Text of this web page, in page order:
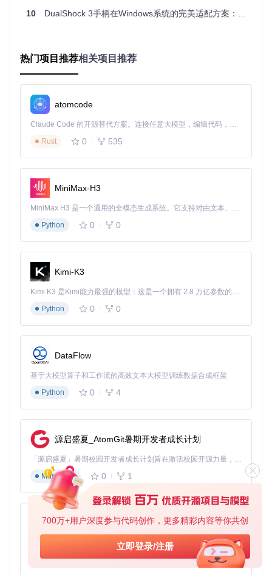
700万+用户深度参与代码创作，更多精彩内容等你共创
立即登录/注册
蓝牙支
基础连
优化配对与节能 提升无线稳定性
[手柄功能示意图]：DsHidMini支持的PlayStation 3 DualShock
控制器，通过驱动优化可实现多模式切换与自定义配置
二、实施路径：从零开始的驱动部署流程
操作系统：Windows 10 1809+/Windows 11
开发工具：Visual Studio 2022（含C++桌面开发组件）
SDK组件：Windows 11 SDK 22H2
驱动工具：Windows 11 WDK 22H2
执行步骤：
访问Visual Studio官网下载社区版，勾选"使用C++的桌面
开发"工作负载
11 SDK (10.0.22621.0)"
下载并安装Windows 11 WDK，确保与SDK版本匹配
安装Git工具，用于获取源代码
注意事项：安装过程中需确保网络通畅，SDK和WDK组件
体积较大，总下载量约8GB。建议使用有线网络并关闭防火
目标：获取最新源代码并编译适合你系统的驱动文件
环境要求
已完成上述开发环境配置
至少10GB可用磁盘空间
管理员权限
执行步骤：
打开命令提示符，克隆项目仓库：
dshidmini.sln解决方案文件
10 DualShock 3手柄在Windows系统的完美适配方案：DsHidMini驱动深度解析
热门项目推荐相关项目推荐
atomcode
Claude Code 的开源替代方案。连接任意大模型，编辑代码，运行命令，自动验证 — 全自动执行。用 Rust 构建，极致性能。 ｜ An open-source alternative to Claude Code. Connect any LLM, edit code, run commands, and verify changes — autonomously. Built in Rust for speed. Get Started
Rust
0 535
MiniMax-H3
MiniMax H3 是一个通用的全模态生成系统。它支持对由文本、图像、视频和音频组成的多模态上下文进行统一理解，并能生成分辨率高达 2K、时长可达 15 秒的带原生立体声音频的视频。得益于面向任务泛化的系统设计，H3 在预训练阶段就已具备广泛的多模态上下文理解与生成能力，能够出色地执行复杂的多模态指令。
Python
0 0
Kimi-K3
Kimi K3 是Kimi能力最强的模型：这是一个拥有 2.8 万亿参数的混合专家（MoE）模型，具备原生视觉理解能力，并支持 100 万 token 的上下文窗口。
Python
0 0
DataFlow
基于大模型算子和工作流的高效文本大模型训练数据合成框架
Python
0 4
源启盛夏_AtomGit暑期开发者成长计划
「源启盛夏」暑期校园开发者成长计划旨在激活校园开源力量，通过积分激励、认证扶持、资源倾斜等形式，引导高校组织和开发者完成「入驻 — 建项目 — 做贡献 — 获认证 — 得资源」的完整闭环。无论你是想带领社团入驻平台的组织者，还是希望用代码贡献证明自己的开发者，都能在这里找到属于你的成长路径。
Markdown
0 1
py-xiaozhi
基于Python的Xiaozhi AI，适用于想要完整Xiaozhi体验而无需拥有专用硬件的用户。
Python
0 1